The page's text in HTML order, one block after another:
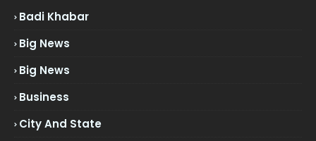
Badi Khabar
Big News
Big News
Business
City And State